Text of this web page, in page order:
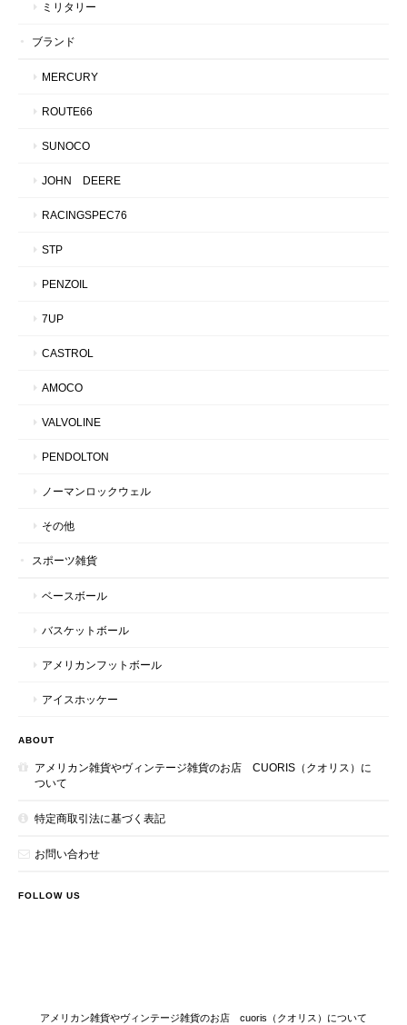
ミリタリー
ブランド
MERCURY
ROUTE66
SUNOCO
JOHN DEERE
RACINGSPEC76
STP
PENZOIL
7UP
CASTROL
AMOCO
VALVOLINE
PENDOLTON
ノーマンロックウェル
その他
スポーツ雑貨
ベースボール
バスケットボール
アメリカンフットボール
アイスホッケー
ABOUT
アメリカン雑貨やヴィンテージ雑貨のお店 CUORIS（クオリス）に
ついて
特定商取引法に基づく表記
お問い合わせ
FOLLOW US
アメリカン雑貨やヴィンテージ雑貨のお店 cuoris（クオリス）について